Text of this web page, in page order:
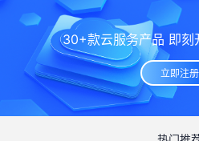
30+款云服务产品 即刻
立即注册